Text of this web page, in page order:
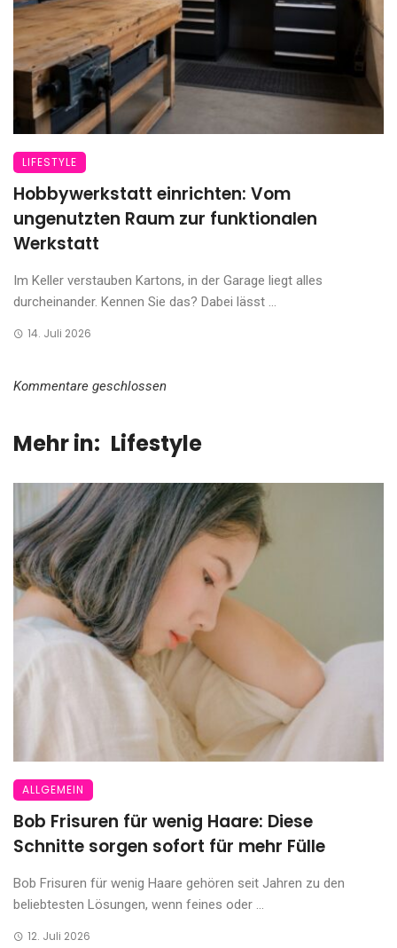
LIFESTYLE
Hobbywerkstatt einrichten: Vom
ungenutzten Raum zur funktionalen
Werkstatt
Im Keller verstauben Kartons, in der Garage liegt alles
durcheinander. Kennen Sie das? Dabei lässt ...
14. Juli 2026
Kommentare geschlossen
Mehr in: Lifestyle
ALLGEMEIN
Bob Frisuren für wenig Haare: Diese
Schnitte sorgen sofort für mehr Fülle
Bob Frisuren für wenig Haare gehören seit Jahren zu den
beliebtesten Lösungen, wenn feines oder ...
12. Juli 2026